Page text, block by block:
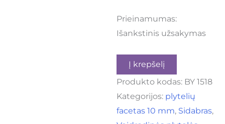
Prieinamumas:
Išankstinis užsakymas
Į krepšelį
Produkto kodas: BY 1518
Kategorijos: plytelių
facetas 10 mm, Sidabras,